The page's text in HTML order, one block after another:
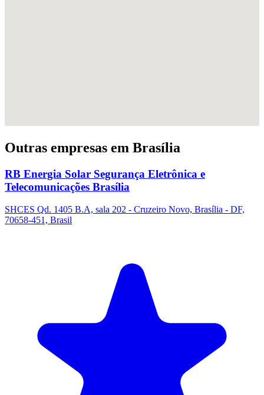
Outras empresas em Brasília
RB Energia Solar Segurança Eletrônica e
Telecomunicações Brasília
SHCES Qd. 1405 B.A, sala 202 - Cruzeiro Novo, Brasília - DF,
70658-451, Brasil